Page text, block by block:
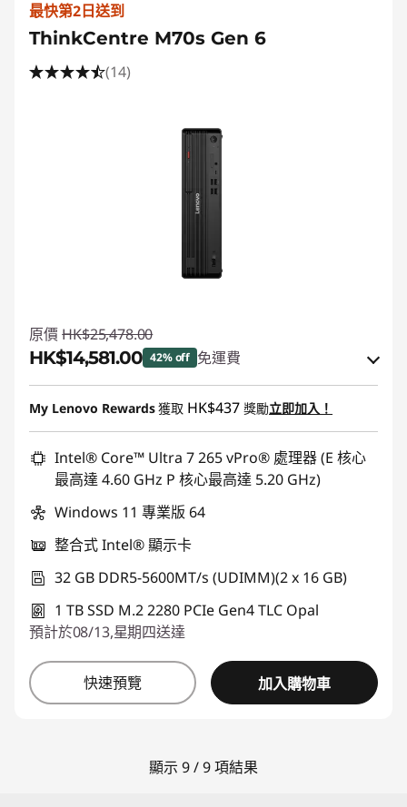
最快第2日送到
ThinkCentre M70s Gen 6
(14)
原價 HK$25,478.00
HK$14,581.00 42% off 免運費
即省 :-HK$8,654.00
eCoupon Savings :-HK$10,897.00
*Savings cannot be combined
使用優惠券 : THINKAUG
My Lenovo Rewards獲取 HK$437 獎勵立即加入！
Intel® Core™ Ultra 7 265 vPro® 處理器 (E 核心
最高達 4.60 GHz P 核心最高達 5.20 GHz)
Windows 11 專業版 64
整合式 Intel® 顯示卡
32 GB DDR5-5600MT/s (UDIMM)(2 x 16 GB)
1 TB SSD M.2 2280 PCIe Gen4 TLC Opal
預計於08/13,星期四送達
快速預覽 加入購物車
顯示 9 / 9 項結果